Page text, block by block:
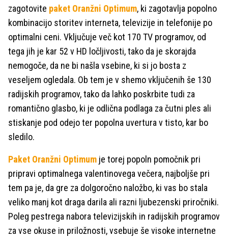
zagotovite paket Oranžni Optimum, ki zagotavlja popolno
kombinacijo storitev interneta, televizije in telefonije po
optimalni ceni. Vključuje več kot 170 TV programov, od
tega jih je kar 52 v HD ločljivosti, tako da je skorajda
nemogoče, da ne bi našla vsebine, ki si jo bosta z
veseljem ogledala. Ob tem je v shemo vključenih še 130
radijskih programov, tako da lahko poskrbite tudi za
romantično glasbo, ki je odlična podlaga za čutni ples ali
stiskanje pod odejo ter popolna uvertura v tisto, kar bo
sledilo.
Paket Oranžni Optimum je torej popoln pomočnik pri
pripravi optimalnega valentinovega večera, najboljše pri
tem pa je, da gre za dolgoročno naložbo, ki vas bo stala
veliko manj kot draga darila ali razni ljubezenski priročniki.
Poleg pestrega nabora televizijskih in radijskih programov
za vse okuse in priložnosti, vsebuje še visoke internetne